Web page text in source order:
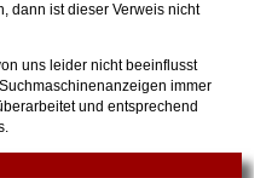
dann ist dieser Verweis nicht
uns leider nicht beeinflusst
immer
und entsprechend